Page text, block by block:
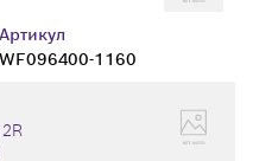
Артикул
WF096400-1160